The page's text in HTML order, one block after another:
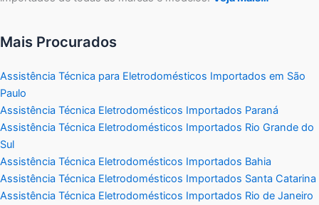
Mais Procurados
Assistência Técnica para Eletrodomésticos Importados em São
Paulo
Assistência Técnica Eletrodomésticos Importados Paraná
Assistência Técnica Eletrodomésticos Importados Rio Grande do
Sul
Assistência Técnica Eletrodomésticos Importados Bahia
Assistência Técnica Eletrodomésticos Importados Santa Catarina
Assistência Técnica Eletrodomésticos Importados Rio de Janeiro